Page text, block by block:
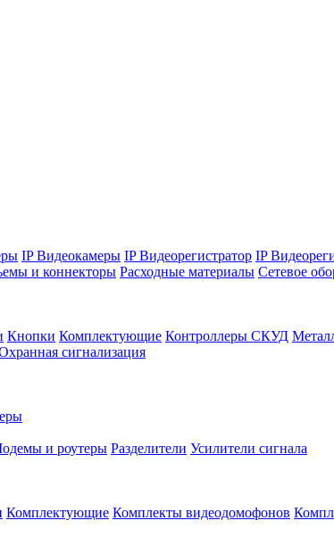
IP Видеокамеры IP Видеорегистратор IP
и коннекторы Расходные материалы Сетевое
Кнопки Комплектующие Контроллеры СКУД
сигнализация
и роутеры Разделители Усилители сигнала
Комплектующие Комплекты видеодомофонов